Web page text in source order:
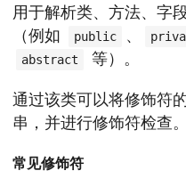
用于解析类、方法、字
（例如
public 、
abstract
等）。
通过该类可以将修饰符
串，并进行修饰符检查。
常见修饰符